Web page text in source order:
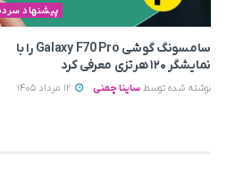
پیشنهاد
سامسونگ گوشی Galaxy F70 Pro را با
نمایشگر ۱۲۰ هرتزی معرفی کرد
نوشته شده توسط ساینا چمنی